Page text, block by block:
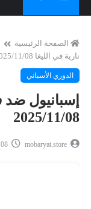
الصفحة الرئيسية
نارية في الليغا 2025/11/08
الدوري الأسباني
إسبانيول ضد
2025/11/08
mobaryat.store